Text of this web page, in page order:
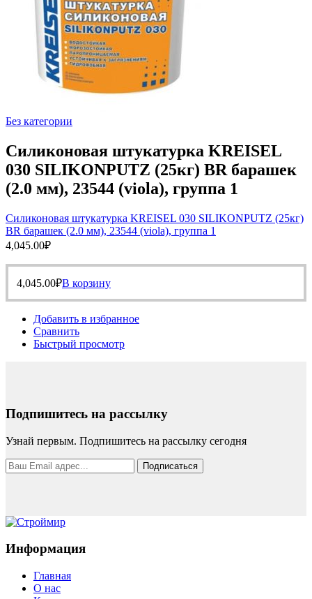
Без категории
Силиконовая штукатурка KREISEL
030 SILIKONPUTZ (25кг) BR барашек
(2.0 мм), 23544 (viola), группа 1
Силиконовая штукатурка KREISEL 030 SILIKONPUTZ (25кг)
BR барашек (2.0 мм), 23544 (viola), группа 1
4,045.00₽
4,045.00₽В корзину
Добавить в избранное
Сравнить
Быстрый просмотр
Подпишитесь на рассылку
Узнай первым. Подпишитесь на рассылку сегодня
Подписаться
Информация
Главная
О нас